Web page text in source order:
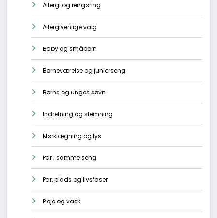
Allergi og rengøring
Allergivenlige valg
Baby og småbørn
Børneværelse og juniorseng
Børns og unges søvn
Indretning og stemning
Mørklægning og lys
Par i samme seng
Par, plads og livsfaser
Pleje og vask